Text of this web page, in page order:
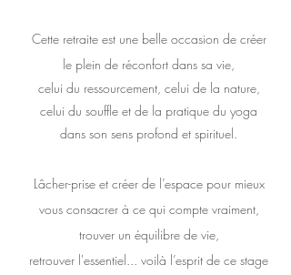
Cette retraite est une belle occasion de créer
le plein de réconfort dans sa vie,
celui du ressourcement, celui de la nature,
celui du souffle et de la pratique du yoga
dans son sens profond et spirituel.
Lâcher-prise et créer de l’espace pour mieux
vous consacrer à ce qui compte vraiment,
trouver un équilibre de vie,
retrouver l'essentiel... voilà l’esprit de ce stage